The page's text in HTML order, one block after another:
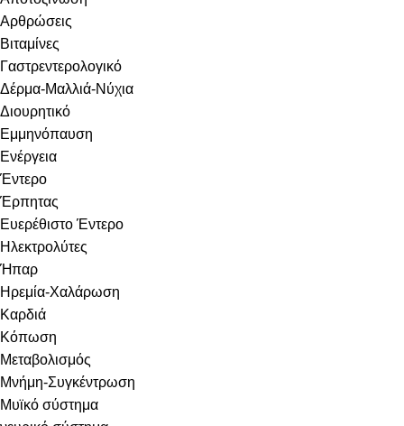
Αρθρώσεις
Βιταμίνες
Γαστρεντερολογικό
Δέρμα-Μαλλιά-Νύχια
Διουρητικό
Εμμηνόπαυση
Ενέργεια
Έντερο
Έρπητας
Ευερέθιστο Έντερο
Ηλεκτρολύτες
Ήπαρ
Ηρεμία-Χαλάρωση
Καρδιά
Κόπωση
Μεταβολισμός
Μνήμη-Συγκέντρωση
Μυϊκό σύστημα